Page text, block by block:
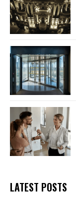
LATEST POSTS